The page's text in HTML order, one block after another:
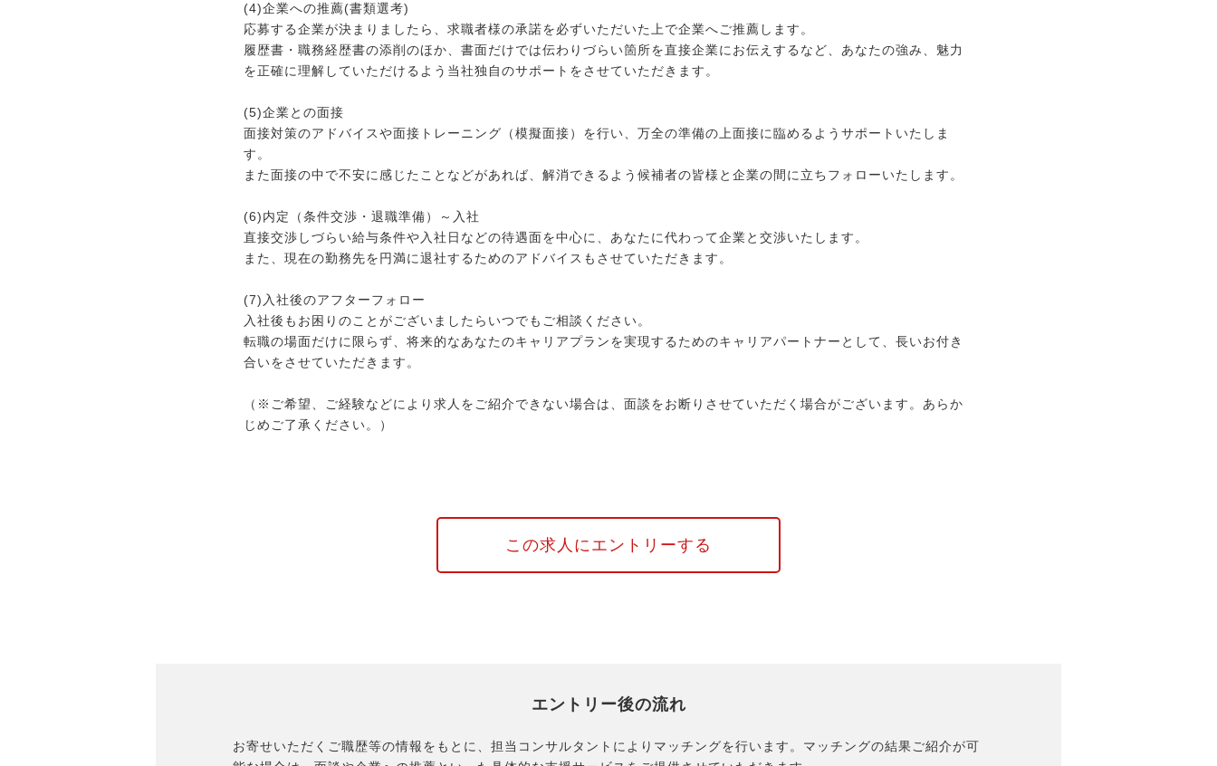
(4)企業への推薦(書類選考)
応募する企業が決まりましたら、求職者様の承諾を必ずいただいた上で企業へご推薦します。
履歴書・職務経歴書の添削のほか、書面だけでは伝わりづらい箇所を直接企業にお伝えするなど、あなたの強み、魅力
を正確に理解していただけるよう当社独自のサポートをさせていただきます。
(5)企業との面接
面接対策のアドバイスや面接トレーニング（模擬面接）を行い、万全の準備の上面接に臨めるようサポートいたしま
す。
また面接の中で不安に感じたことなどがあれば、解消できるよう候補者の皆様と企業の間に立ちフォローいたします。
(6)内定（条件交渉・退職準備）～入社
直接交渉しづらい給与条件や入社日などの待遇面を中心に、あなたに代わって企業と交渉いたします。
また、現在の勤務先を円満に退社するためのアドバイスもさせていただきます。
(7)入社後のアフターフォロー
入社後もお困りのことがございましたらいつでもご相談ください。
転職の場面だけに限らず、将来的なあなたのキャリアプランを実現するためのキャリアパートナーとして、長いお付き
合いをさせていただきます。
（※ご希望、ご経験などにより求人をご紹介できない場合は、面談をお断りさせていただく場合がございます。あらか
じめご了承ください。）
この求人にエントリーする
エントリー後の流れ
お寄せいただくご職歴等の情報をもとに、担当コンサルタントによりマッチングを行います。マッチングの結果ご紹介が可